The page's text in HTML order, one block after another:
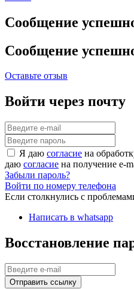
Сообщение
Сообщение
Оставьте отзыв
Войти через почту
Я даю согласие на
даю согласие на получение e-
Забыли пароль?
Войти по номеру телефона
Если столкнулись с
Написать в whatsapp
Восстановление
Отправить ссылку